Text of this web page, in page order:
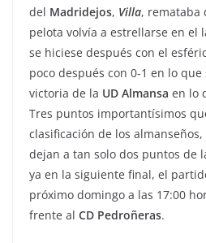
del Madridejos, Villa, remataba
pelota volvía a estrellarse en el
se hiciese después con el
poco después con 0-1 en lo
victoria de la UD Almansa en lo
Tres puntos importantísimos
clasificación de los
dejan a tan solo dos puntos de
ya en la siguiente final, el
próximo domingo a las 17:00
frente al CD Pedroñeras.